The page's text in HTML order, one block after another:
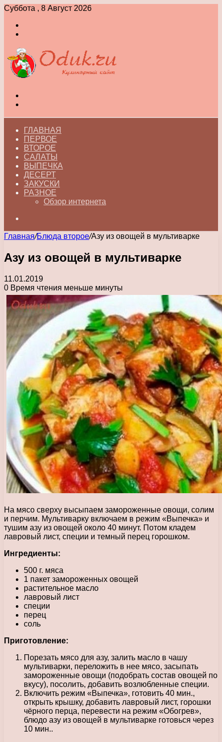
Суббота , 8 Август 2026
ГЛАВНАЯ
ПЕРВОЕ
ВТОРОЕ
САЛАТЫ
ВЫПЕЧКА
ДЕСЕРТ
ЗАКУСКИ
РАЗНОЕ
Обзор интернета
Главная/Блюда второе/Азу из овощей в мультиварке
Азу из овощей в мультиварке
11.01.2019
0 Время чтения меньше минуты
На мясо сверху высыпаем замороженные овощи, солим
и перчим. Мультиварку включаем в режим «Выпечка» и
тушим азу из овощей около 40 минут. Потом кладем
лавровый лист, специи и темный перец горошком.
Ингредиенты:
500 г. мяса
1 пакет замороженных овощей
растительное масло
лавровый лист
специи
перец
соль
Приготовление:
Порезать мясо для азу, залить масло в чашу
мультиварки, переложить в нее мясо, засыпать
замороженные овощи (подобрать состав овощей по
вкусу), посолить, добавить возлюбленные специи.
Включить режим «Выпечка», готовить 40 мин.,
открыть крышку, добавить лавровый лист, горошки
чёрного перца, перевести на режим «Обогрев»,
блюдо азу из овощей в мультиварке готовься через
10 мин..